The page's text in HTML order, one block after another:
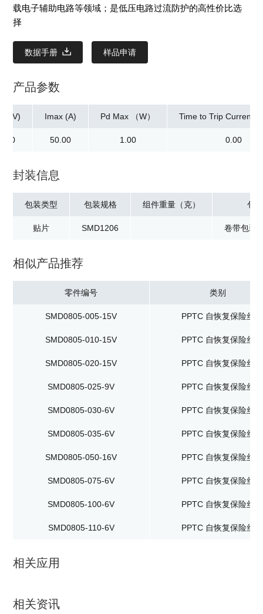
载电子辅助电路等领域；是低压电路过流防护的高性价比选
择
数据手册 样品申请
产品参数
Imax (A)
50.00
Pd Max （W）
1.00
Time to Trip
0.00
封装信息
包装类型
贴片
包装规格
SMD1206
组件重量（克） 包
卷带包装
相似产品推荐
零件编号 类别
SMD0805-005-15V PPTC 自恢复保险丝
SMD0805-010-15V PPTC 自恢复保险丝
SMD0805-020-15V PPTC 自恢复保险丝
SMD0805-025-9V PPTC 自恢复保险丝
SMD0805-030-6V PPTC 自恢复保险丝
SMD0805-035-6V PPTC 自恢复保险丝
SMD0805-050-16V PPTC 自恢复保险丝
SMD0805-075-6V PPTC 自恢复保险丝
SMD0805-100-6V PPTC 自恢复保险丝
SMD0805-110-6V PPTC 自恢复保险丝
相关应用
相关资讯